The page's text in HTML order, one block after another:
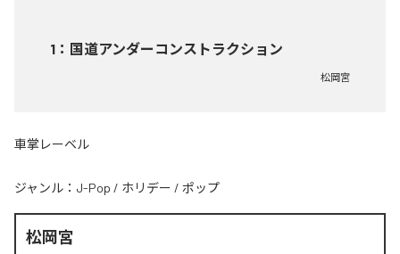
1 ： 国道アンダーコンストラクション
松岡宮
車掌レーベル
ジャンル： J-Pop / ホリデー / ポップ
松岡宮